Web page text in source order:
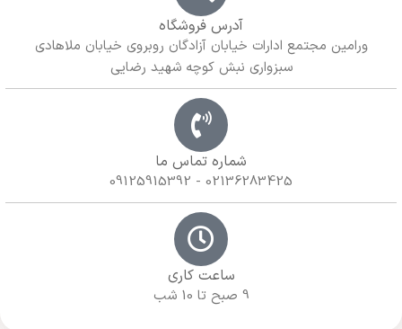
آدرس فروشگاه
ورامین مجتمع ادارات خیابان آزادگان روبروی خیابان ملاهادی
سبزواری نبش کوچه شهید رضایی
شماره تماس ما
02136283425 - 09125915392
ساعت کاری
9 صبح تا 10 شب